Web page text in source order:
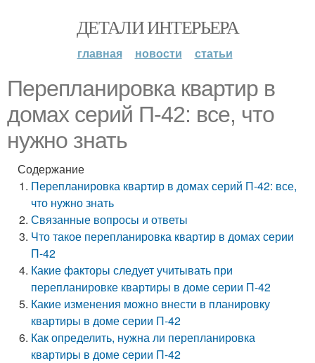
ДЕТАЛИ ИНТЕРЬЕРА
главная новости статьи
Перепланировка квартир в
домах серий П-42: все, что
нужно знать
Содержание
Перепланировка квартир в домах серий П-42: все,
что нужно знать
Связанные вопросы и ответы
Что такое перепланировка квартир в домах серии
П-42
Какие факторы следует учитывать при
перепланировке квартиры в доме серии П-42
Какие изменения можно внести в планировку
квартиры в доме серии П-42
Как определить, нужна ли перепланировка
квартиры в доме серии П-42